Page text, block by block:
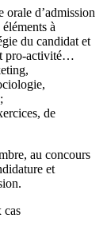
orale d’admission
à
du candidat et
pro-activité…
de
au concours
et
cas